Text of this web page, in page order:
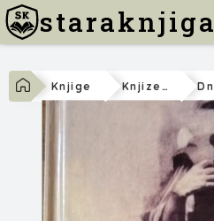
staraknjiga
Knjige Knjizevnost